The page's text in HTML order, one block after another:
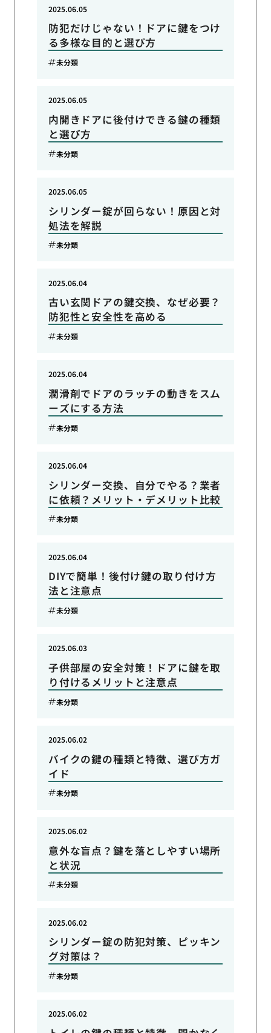
防犯だけじゃない！ドアに鍵をつけ
る多様な目的と選び方
2025.06.05
未分類
内開きドアに後付けできる鍵の種類
と選び方
2025.06.05
未分類
シリンダー錠が回らない！原因と対
処法を解説
2025.06.05
未分類
古い玄関ドアの鍵交換、なぜ必要？
防犯性と安全性を高める
2025.06.04
未分類
潤滑剤でドアのラッチの動きをスム
ーズにする方法
2025.06.04
未分類
シリンダー交換、自分でやる？業者
に依頼？メリット・デメリット比較
2025.06.04
未分類
DIYで簡単！後付け鍵の取り付け方
法と注意点
2025.06.04
未分類
子供部屋の安全対策！ドアに鍵を取
り付けるメリットと注意点
2025.06.03
未分類
バイクの鍵の種類と特徴、選び方ガ
イド
2025.06.02
未分類
意外な盲点？鍵を落としやすい場所
と状況
2025.06.02
未分類
シリンダー錠の防犯対策、ピッキン
グ対策は？
2025.06.02
未分類
2025.06.02